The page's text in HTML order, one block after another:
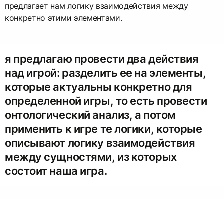
предлагает нам логику взаимодействия между
конкретно этими элементами.
я предлагаю провести два действия
над игрой: разделить ее на элементы,
которые актуальны конкретно для
определенной игры, то есть провести
онтологический анализ, а потом
применить к игре те логики, которые
описывают логику взаимодействия
между сущностями, из которых
состоит наша игра.